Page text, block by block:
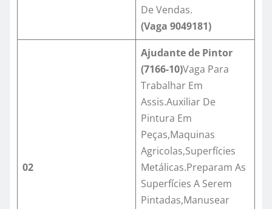
De Vendas.
(Vaga 9049181)
02
Ajudante de Pintor
(7166-10)Vaga Para
Trabalhar Em
Assis.Auxiliar De
Pintura Em
Peças,Maquinas
Agricolas,Superfícies
Metálicas.Preparam As
Superfícies A Serem
Pintadas,Manusear